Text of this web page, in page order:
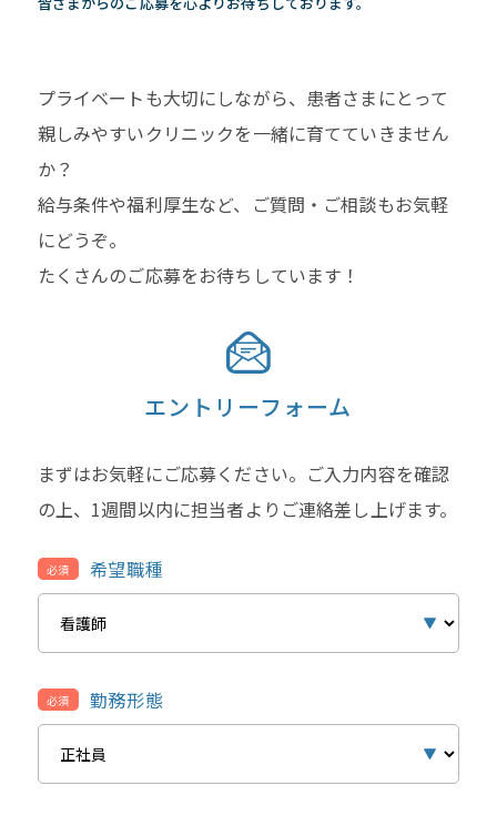
プライベートも大切にしながら、患者さまにとって
親しみやすいクリニックを一緒に育てていきません
か？
給与条件や福利厚生など、ご質問・ご相談もお気軽
にどうぞ。
たくさんのご応募をお待ちしています！
エントリーフォーム
まずはお気軽にご応募ください。ご入力内容を確認
の上、1週間以内に担当者よりご連絡差し上げます。
必須 希望職種
必須 勤務形態